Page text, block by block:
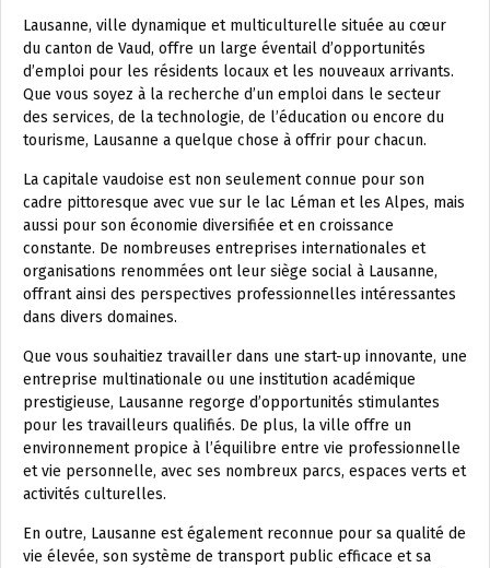
Lausanne, ville dynamique et multiculturelle située au cœur
du canton de Vaud, offre un large éventail d’opportunités
d’emploi pour les résidents locaux et les nouveaux arrivants.
Que vous soyez à la recherche d’un emploi dans le secteur
des services, de la technologie, de l’éducation ou encore du
tourisme, Lausanne a quelque chose à offrir pour chacun.
La capitale vaudoise est non seulement connue pour son
cadre pittoresque avec vue sur le lac Léman et les Alpes, mais
aussi pour son économie diversifiée et en croissance
constante. De nombreuses entreprises internationales et
organisations renommées ont leur siège social à Lausanne,
offrant ainsi des perspectives professionnelles intéressantes
dans divers domaines.
Que vous souhaitiez travailler dans une start-up innovante, une
entreprise multinationale ou une institution académique
prestigieuse, Lausanne regorge d’opportunités stimulantes
pour les travailleurs qualifiés. De plus, la ville offre un
environnement propice à l’équilibre entre vie professionnelle
et vie personnelle, avec ses nombreux parcs, espaces verts et
activités culturelles.
En outre, Lausanne est également reconnue pour sa qualité de
vie élevée, son système de transport public efficace et sa